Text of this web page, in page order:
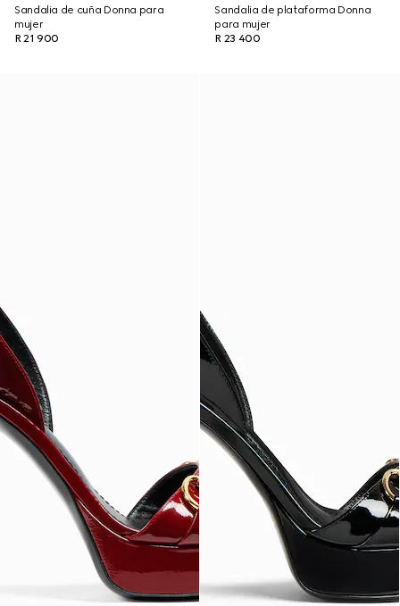
Sandalia de cuña Donna para
mujer
R 21 900
Sandalia de plataforma Donna
para mujer
R 23 400